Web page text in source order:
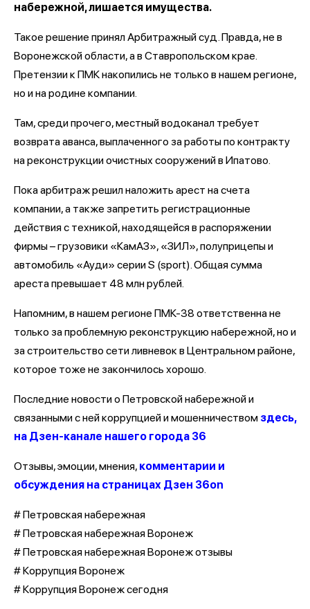
набережной, лишается имущества.
Такое решение принял Арбитражный суд. Правда, не в
Воронежской области, а в Ставропольском крае.
Претензии к ПМК накопились не только в нашем регионе,
но и на родине компании.
Там, среди прочего, местный водоканал требует
возврата аванса, выплаченного за работы по контракту
на реконструкции очистных сооружений в Ипатово.
Пока арбитраж решил наложить арест на счета
компании, а также запретить регистрационные
действия с техникой, находящейся в распоряжении
фирмы – грузовики «КамАЗ», «ЗИЛ», полуприцепы и
автомобиль «Ауди» серии S (sport). Общая сумма
ареста превышает 48 млн рублей.
Напомним, в нашем регионе ПМК-38 ответственна не
только за проблемную реконструкцию набережной, но и
за строительство сети ливневок в Центральном районе,
которое тоже не закончилось хорошо.
Последние новости о Петровской набережной и
связанными с ней коррупцией и мошенничеством здесь,
на Дзен-канале нашего города 36
Отзывы, эмоции, мнения, комментарии и
обсуждения на страницах Дзен 36on
# Петровская набережная
# Петровская набережная Воронеж
# Петровская набережная Воронеж отзывы
# Коррупция Воронеж
# Коррупция Воронеж сегодня